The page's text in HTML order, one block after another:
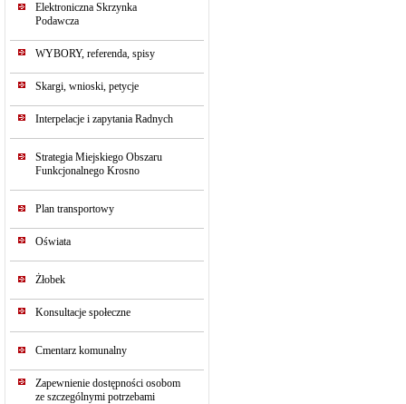
Elektroniczna Skrzynka
Podawcza
WYBORY, referenda, spisy
Skargi, wnioski, petycje
Interpelacje i zapytania Radnych
Strategia Miejskiego Obszaru
Funkcjonalnego Krosno
Plan transportowy
Oświata
Żłobek
Konsultacje społeczne
Cmentarz komunalny
Zapewnienie dostępności osobom
ze szczególnymi potrzebami